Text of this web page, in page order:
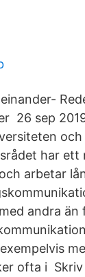
26 sep
har
arbetar
andra
ofta i